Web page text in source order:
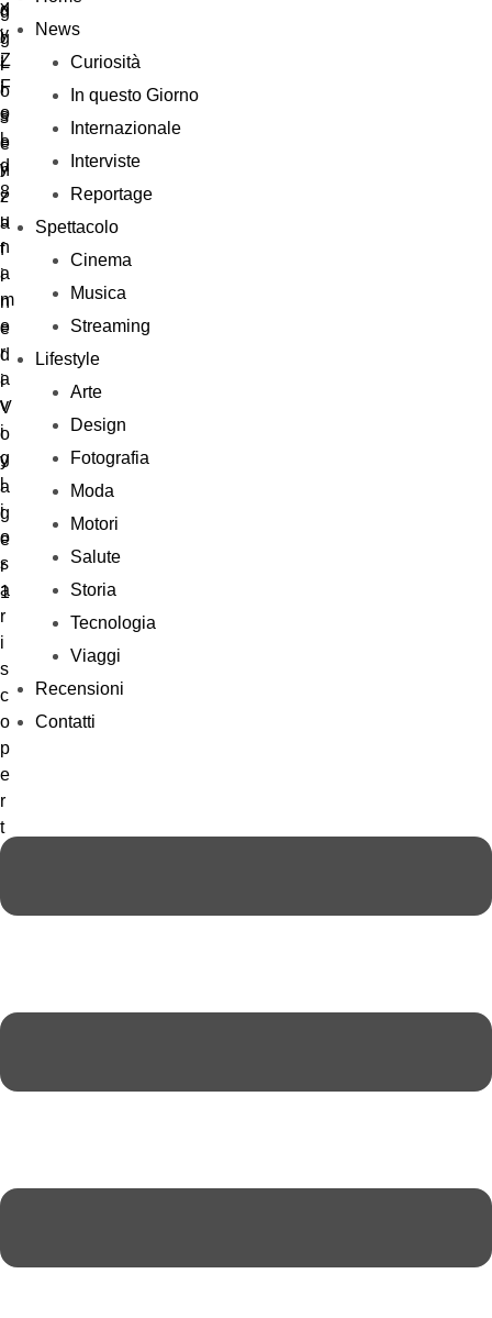
News
Curiosità
In questo Giorno
Internazionale
Interviste
Reportage
Spettacolo
Cinema
Musica
Streaming
Lifestyle
Arte
Design
Fotografia
Moda
Motori
Salute
Storia
Tecnologia
Viaggi
Recensioni
Contatti